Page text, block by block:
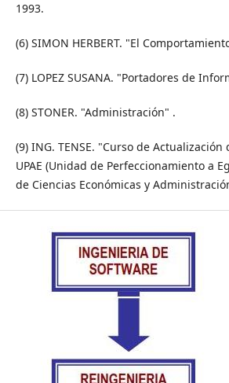
1993.
(6) SIMON HERBERT. "El
(7) LOPEZ SUSANA. "Portadores de
(8) STONER. "Administración" .
(9) ING. TENSE. "Curso de
UPAE (Unidad de Perfeccionamiento a
de Ciencias Económicas y